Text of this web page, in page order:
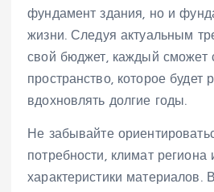
фундамент здания, но и
жизни. Следуя актуальным
свой бюджет, каждый сможет
пространство, которое будет
вдохновлять долгие годы.
Не забывайте
потребности, климат региона
характеристики материалов.